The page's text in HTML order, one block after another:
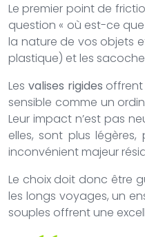
Le premier point de
question « où est-ce
la nature de vos objets
plastique) et les
Les valises rigides offrent
sensible comme un
Leur impact n’est pas
elles, sont plus
inconvénient majeur
Le choix doit donc être
les longs voyages, un
souples offrent une